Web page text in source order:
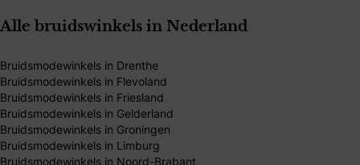
Alle bruidswinkels in Nederland
Bruidsmodewinkels in Drenthe
Bruidsmodewinkels in Flevoland
Bruidsmodewinkels in Friesland
Bruidsmodewinkels in Gelderland
Bruidsmodewinkels in Groningen
Bruidsmodewinkels in Limburg
Bruidsmodewinkels in Noord-Brabant